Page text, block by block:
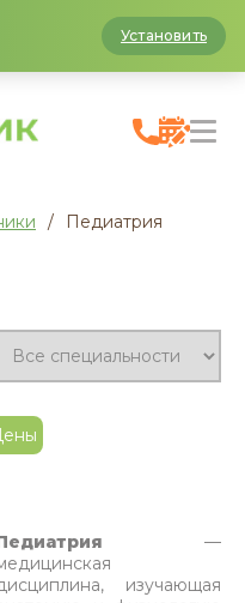
Установить
/ Педиатрия
—
изучающая